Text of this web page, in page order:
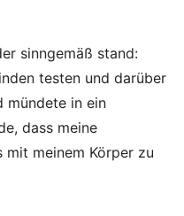
sinngemäß stand:
testen und darüber
mündete in ein
dass meine
meinem Körper zu